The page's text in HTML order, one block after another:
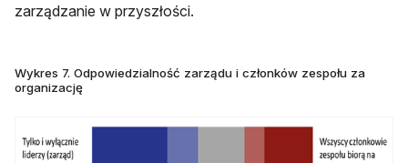
zarządzanie w przyszłości.
Wykres 7. Odpowiedzialność zarządu i członków zespołu za
organizację